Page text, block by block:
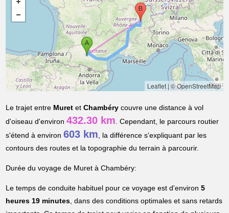
Leaflet|© OpenStreetMap
Le trajet entre Muret etChambéry couvre une distance à vol
d'oiseau d'environ432.30 km. Cependant, le parcours routier
s'étend à environ603 km, la différence s'expliquant par les
contours des routes et la topographie du terrain à parcourir.
Durée du voyage de Muret à Chambéry:
Le temps de conduite habituel pour ce voyage est d'environ5
heures 19 minutes, dans des conditions optimales et sans retards